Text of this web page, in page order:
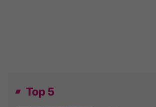
Top 5